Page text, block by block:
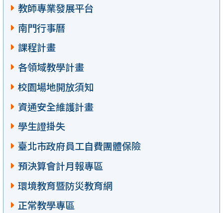
教師專業發展平台
南門行事曆
課程計畫
各領域教學計畫
校園場地開放須知
資通安全維護計畫
學生證掛失
臺北市政府員工自費團體保險
預決算會計月報專區
環境教育暨防災教育網
正常教學專區